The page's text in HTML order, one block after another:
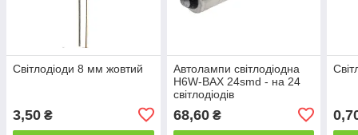
Світлодіоди 8 мм жовтий
3,50 ₴
Автолампи світлодіодна
H6W-BAX 24smd - на 24
світлодіодів
68,60₴